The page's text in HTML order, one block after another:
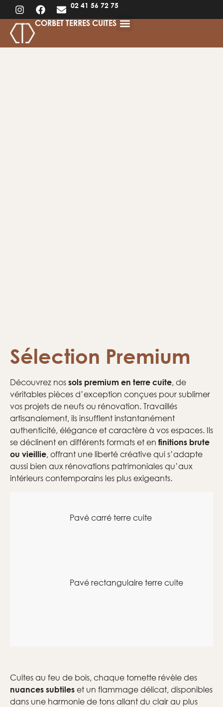
02 41 56 72 75
CORBET TERRES CUITES
Sélection Premium
Découvrez nos sols premium en terre cuite, de
véritables pièces d’exception conçues pour sublimer
vos projets de neufs ou rénovation. Travaillés
artisanalement, ils insufflent instantanément
authenticité, élégance et caractère à vos espaces. Ils
se déclinent en différents formats et en finitions brute
ou vieillie, offrant une liberté créative qui s’adapte
aussi bien aux rénovations patrimoniales qu’aux
intérieurs contemporains les plus exigeants.
Pavé carré terre cuite
Pavé rectangulaire terre cuite
Cuites au feu de bois, chaque tomette révèle des
nuances subtiles et un flammage délicat, disponibles
dans une harmonie de tons allant du clair au plus